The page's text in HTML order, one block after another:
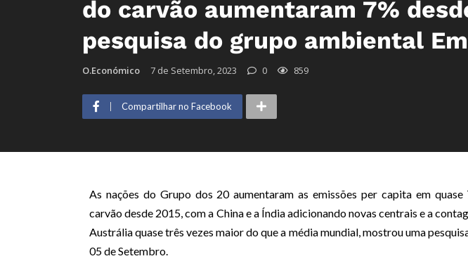
do carvão aumentaram 7%
pesquisa do grupo ambiental
O.Económico 7 de Setembro, 2023 0 859
Compartilhar no Facebook
As nações do Grupo dos 20 aumentaram as emissões per capita em
carvão desde 2015, com a China e a Índia adicionando novas centrais e a
Austrália quase três vezes maior do que a média mundial, mostrou uma
05 de Setembro.